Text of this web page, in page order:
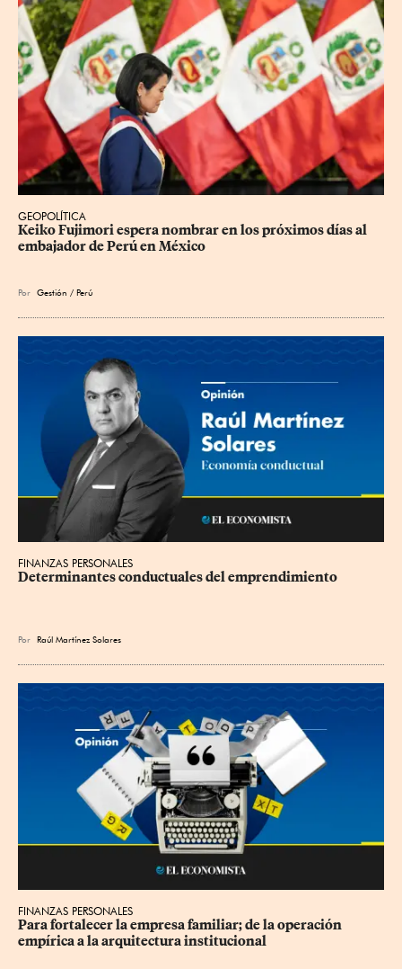
GEOPOLÍTICA
Keiko Fujimori espera nombrar en los próximos días al
embajador de Perú en México
Por Gestión / Perú
FINANZAS PERSONALES
Determinantes conductuales del emprendimiento
Por Raúl Martínez Solares
FINANZAS PERSONALES
Para fortalecer la empresa familiar; de la operación
empírica a la arquitectura institucional